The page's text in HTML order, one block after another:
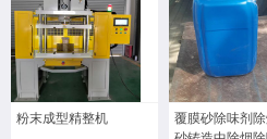
粉末成型精整机
覆膜砂除味剂